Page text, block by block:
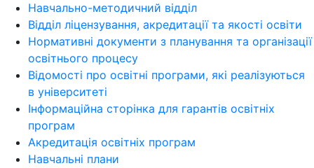
Навчально-методичний відділ
Відділ ліцензування, акредитації та якості освіти
Нормативні документи з планування та організації
освітнього процесу
Відомості про освітні програми, які реалізуються
в університеті
Інформаційна сторінка для гарантів освітніх
програм
Акредитація освітніх програм
Навчальні плани